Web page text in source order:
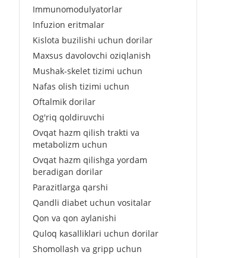
Immunomodulyatorlar
Infuzion eritmalar
Kislota buzilishi uchun dorilar
Maxsus davolovchi oziqlanish
Mushak-skelet tizimi uchun
Nafas olish tizimi uchun
Oftalmik dorilar
Og'riq qoldiruvchi
Ovqat hazm qilish trakti va
metabolizm uchun
Ovqat hazm qilishga yordam
beradigan dorilar
Parazitlarga qarshi
Qandli diabet uchun vositalar
Qon va qon aylanishi
Quloq kasalliklari uchun dorilar
Shomollash va gripp uchun